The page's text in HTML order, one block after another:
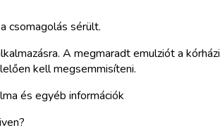
csomagolás sérült.
A megmaradt emulziót a kórházi
kell megsemmisíteni.
és egyéb információk